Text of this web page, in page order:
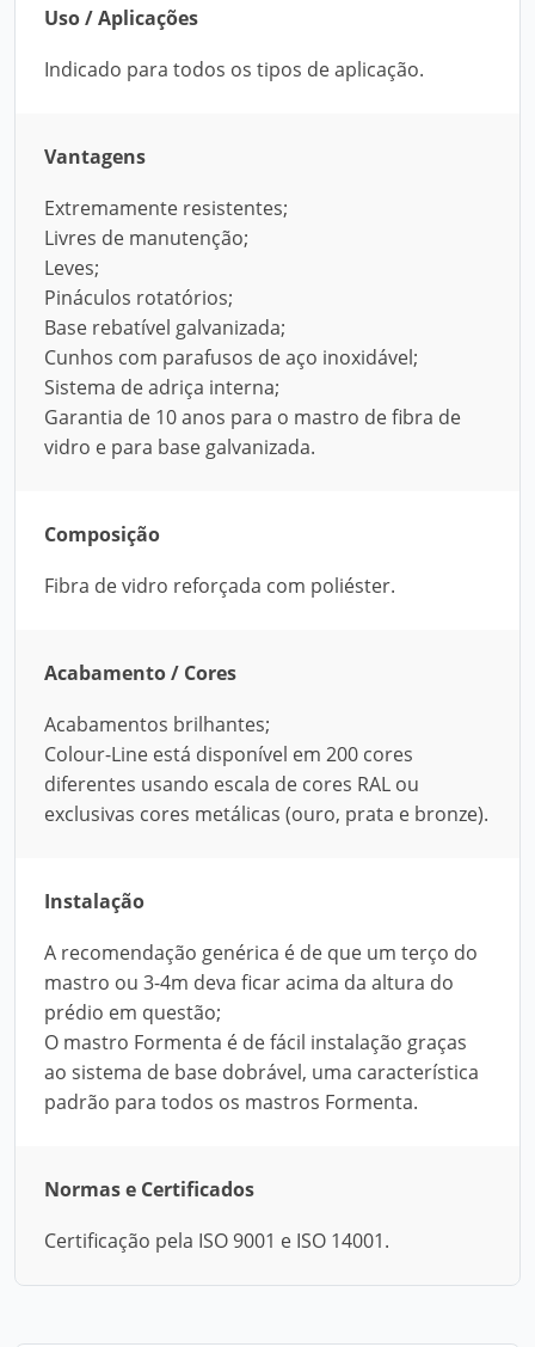
Uso / Aplicações
Indicado para todos os tipos de aplicação.
Vantagens
Extremamente resistentes;
Livres de manutenção;
Leves;
Pináculos rotatórios;
Base rebatível galvanizada;
Cunhos com parafusos de aço inoxidável;
Sistema de adriça interna;
Garantia de 10 anos para o mastro de fibra de
vidro e para base galvanizada.
Composição
Fibra de vidro reforçada com poliéster.
Acabamento / Cores
Acabamentos brilhantes;
Colour-Line está disponível em 200 cores
diferentes usando escala de cores RAL ou
exclusivas cores metálicas (ouro, prata e bronze).
Instalação
A recomendação genérica é de que um terço do
mastro ou 3-4m deva ficar acima da altura do
prédio em questão;
O mastro Formenta é de fácil instalação graças
ao sistema de base dobrável, uma característica
padrão para todos os mastros Formenta.
Normas e Certificados
Certificação pela ISO 9001 e ISO 14001.